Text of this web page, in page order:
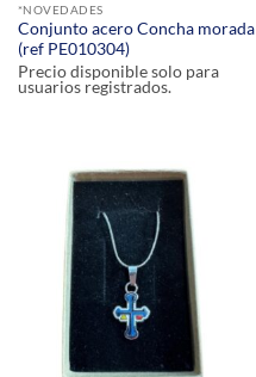
*NOVEDADES
Conjunto acero Concha morada
(ref PE010304)
Precio disponible solo para
usuarios registrados.